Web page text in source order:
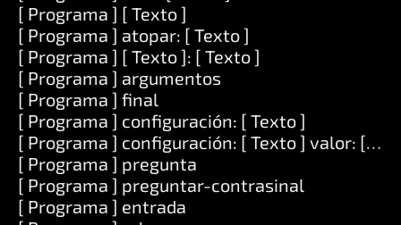
[ Programa ] [ Texto ]
[ Programa ] atopar: [ Texto ]
[ Programa ] [ Texto ]: [ Texto ]
[ Programa ] argumentos
[ Programa ] final
[ Programa ] configuración: [ Texto ]
[ Programa ] configuración: [ Texto ] valor: [
[ Programa ] pregunta
[ Programa ] preguntar-contrasinal
[ Programa ] entrada